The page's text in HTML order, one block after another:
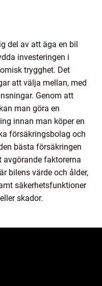
del av att äga en bil
investeringen i
trygghet. Det
att välja mellan, med
Genom att
man göra en
innan man köper en
försäkringsbolag och
bästa försäkringen
avgörande faktorerna
bilens värde och ålder,
säkerhetsfunktioner
skador.